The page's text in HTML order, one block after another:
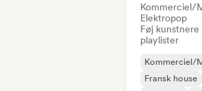
Kommerciel/
Elektropop
Føj
playlister
Kommerciel/
Fransk house